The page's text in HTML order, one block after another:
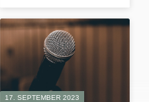
17. SEPTEMBER 2023